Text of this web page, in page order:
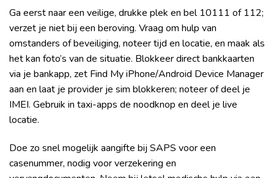
Ga eerst naar een veilige, drukke plek en bel 10111 of 112;
verzet je niet bij een beroving. Vraag om hulp van
omstanders of beveiliging, noteer tijd en locatie, en maak als
het kan foto’s van de situatie. Blokkeer direct bankkaarten
via je bankapp, zet Find My iPhone/Android Device Manager
aan en laat je provider je sim blokkeren; noteer of deel je
IMEI. Gebruik in taxi-apps de noodknop en deel je live
locatie.
Doe zo snel mogelijk aangifte bij SAPS voor een
casenummer, nodig voor verzekering en